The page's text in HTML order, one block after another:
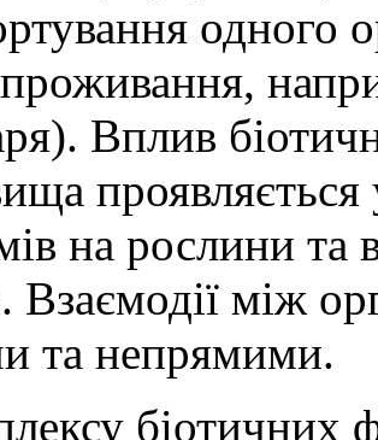
одного
Вплив
на рослини
Взаємодії між
та непрямими.
біотичних